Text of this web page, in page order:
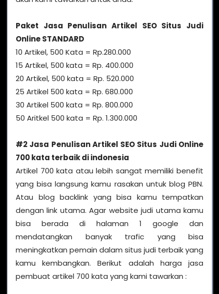
Paket Jasa Penulisan Artikel SEO Situs Judi
Online STANDARD
10 Artikel, 500 Kata = Rp.280.000
15 Artikel, 500 kata = Rp. 400.000
20 Artikel, 500 kata = Rp. 520.000
25 Artikel 500 kata = Rp. 680.000
30 Artikel 500 kata = Rp. 800.000
50 Aritkel 500 kata = Rp. 1.300.000
#2 Jasa Penulisan Artikel SEO Situs Judi Online
700 kata terbaik di indonesia
Artikel 700 kata atau lebih sangat memiliki benefit
yang bisa langsung kamu rasakan untuk blog PBN.
Atau blog backlink yang bisa kamu tempatkan
dengan link utama. Agar website judi utama kamu
bisa berada di halaman 1 google dan
mendatangkan banyak trafic yang bisa
meningkatkan pemain dalam situs judi terbaik yang
kamu kembangkan. Berikut adalah harga jasa
pembuat artikel 700 kata yang kami tawarkan :